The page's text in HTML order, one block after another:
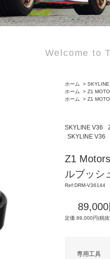
Welcome to
ホーム >
ホーム
> Z1
ホーム
> Z1
SKYLINE V36
SKYLINE V36
Z1
ルブッシ
Ref:DRM-V36144
定価 89,000円(税抜
専用工具